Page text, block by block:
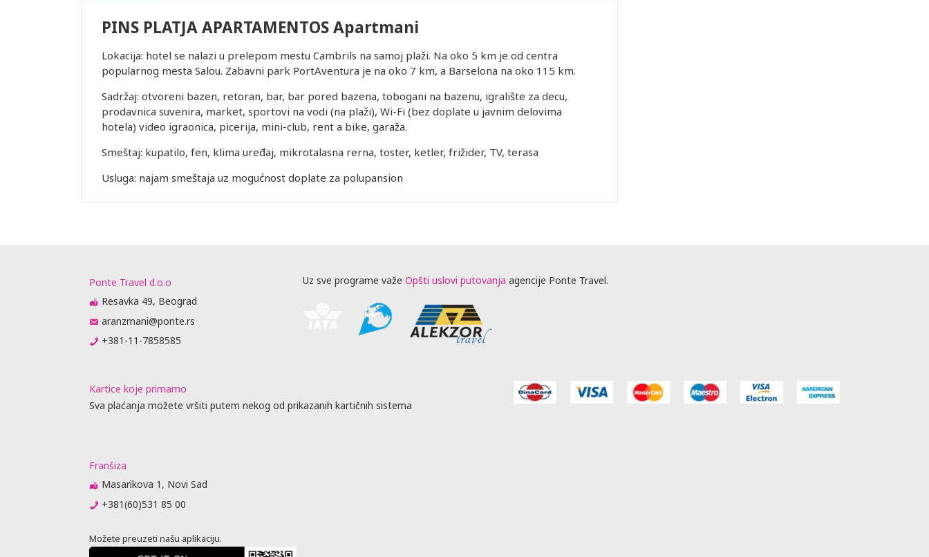
PINS PLATJA APARTAMENTOS Apartmani
Lokacija: hotel se nalazi u prelepom mestu Cambrils na samoj plaži. Na oko 5 km je od centra
popularnog mesta Salou. Zabavni park PortAventura je na oko 7 km, a Barselona na oko 115 km.
Sadržaj: otvoreni bazen, retoran, bar, bar pored bazena, tobogani na bazenu, igralište za decu,
prodavnica suvenira, market, sportovi na vodi (na plaži), Wi-Fi (bez doplate u javnim delovima
hotela) video igraonica, picerija, mini-club, rent a bike, garaža.
Smeštaj: kupatilo, fen, klima uređaj, mikrotalasna rerna, toster, ketler, frižider, TV, terasa
Usluga: najam smeštaja uz mogućnost doplate za polupansion
Ponte Travel d.o.o
Resavka 49, Beograd
aranzmani@ponte.rs
+381-11-7858585
Uz sve programe važe Opšti uslovi putovanja agencije Ponte Travel.
Kartice koje primamo
Sva plaćanja možete vršiti putem nekog od prikazanih kartičnih sistema
Franšiza
Masarikova 1, Novi Sad
+381(60)531 85 00
Možete preuzeti našu aplikaciju.